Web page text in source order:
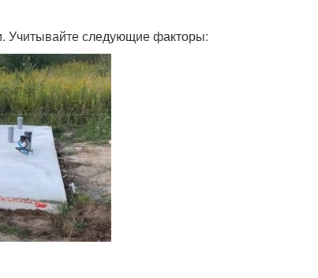
Учитывайте следующие факторы: